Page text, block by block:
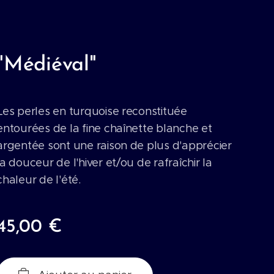
perles en turquoise reconstituée
de la fine chaînette blanche et
sont une raison de plus d'apprécier
douceur de l'hiver et/ou de rafraîchir la
de l'été.
€